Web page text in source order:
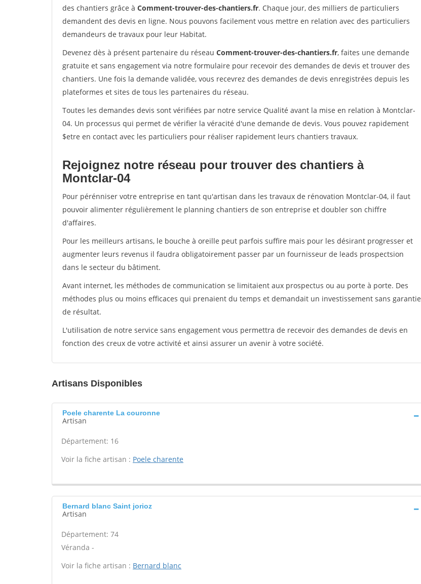
des chantiers grâce à Comment-trouver-des-chantiers.fr. Chaque jour, des milliers de particuliers
demandent des devis en ligne. Nous pouvons facilement vous mettre en relation avec des particuliers
demandeurs de travaux pour leur Habitat.
Devenez dès à présent partenaire du réseau Comment-trouver-des-chantiers.fr, faites une demande
gratuite et sans engagement via notre formulaire pour recevoir des demandes de devis et trouver des
chantiers. Une fois la demande validée, vous recevrez des demandes de devis enregistrées depuis les
plateformes et sites de tous les partenaires du réseau.
Toutes les demandes devis sont vérifiées par notre service Qualité avant la mise en relation à Montclar-
04. Un processus qui permet de vérifier la véracité d'une demande de devis. Vous pouvez rapidement
$etre en contact avec les particuliers pour réaliser rapidement leurs chantiers travaux.
Rejoignez notre réseau pour trouver des chantiers à
Montclar-04
Pour pérénniser votre entreprise en tant qu'artisan dans les travaux de rénovation Montclar-04, il faut
pouvoir alimenter régulièrement le planning chantiers de son entreprise et doubler son chiffre
d'affaires.
Pour les meilleurs artisans, le bouche à oreille peut parfois suffire mais pour les désirant progresser et
augmenter leurs revenus il faudra obligatoirement passer par un fournisseur de leads prospectsion
dans le secteur du bâtiment.
Avant internet, les méthodes de communication se limitaient aux prospectus ou au porte à porte. Des
méthodes plus ou moins efficaces qui prenaient du temps et demandait un investissement sans garantie
de résultat.
L'utilisation de notre service sans engagement vous permettra de recevoir des demandes de devis en
fonction des creux de votre activité et ainsi assurer un avenir à votre société.
Artisans Disponibles
Poele charente La couronne
Artisan
Département: 16
Voir la fiche artisan : Poele charente
Bernard blanc Saint jorioz
Artisan
Département: 74
Véranda -
Voir la fiche artisan : Bernard blanc